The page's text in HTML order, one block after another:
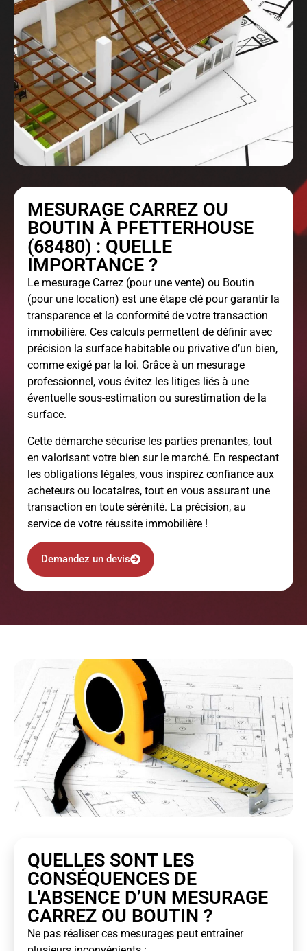
MESURAGE CARREZ OU
BOUTIN À PFETTERHOUSE
(68480) : QUELLE
IMPORTANCE ?
Le mesurage Carrez (pour une vente) ou Boutin
(pour une location) est une étape clé pour garantir la
transparence et la conformité de votre transaction
immobilière. Ces calculs permettent de définir avec
précision la surface habitable ou privative d’un bien,
comme exigé par la loi. Grâce à un mesurage
professionnel, vous évitez les litiges liés à une
éventuelle sous-estimation ou surestimation de la
surface.
Cette démarche sécurise les parties prenantes, tout
en valorisant votre bien sur le marché. En respectant
les obligations légales, vous inspirez confiance aux
acheteurs ou locataires, tout en vous assurant une
transaction en toute sérénité. La précision, au
service de votre réussite immobilière !
Demandez un devis
QUELLES SONT LES
CONSÉQUENCES DE
L'ABSENCE D’UN MESURAGE
CARREZ OU BOUTIN ?
Ne pas réaliser ces mesurages peut entraîner